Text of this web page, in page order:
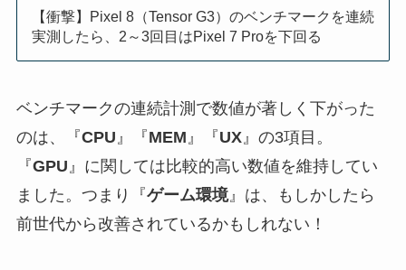
【衝撃】Pixel 8（Tensor G3）のベンチマークを連続
実測したら、2～3回目はPixel 7 Proを下回る
ベンチマークの連続計測で数値が著しく下がった
のは、『CPU 』『MEM 』『UX』の3項目。
『GPU 』に関しては比較的高い数値を維持してい
ました。つまり『ゲーム環境』は、もしかしたら
前世代から改善されているかもしれない！